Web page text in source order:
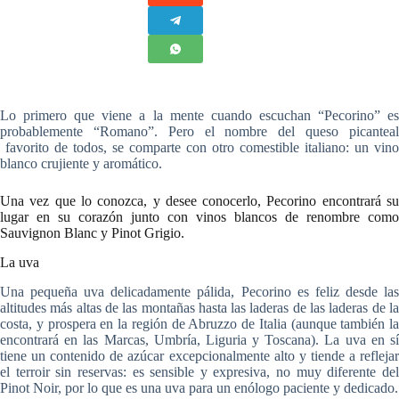
Lo primero que viene a la mente cuando escuchan “Pecorino” es
probablemente “Romano”. Pero el nombre del queso picanteal
favorito de todos, se comparte con otro comestible italiano: un vino
blanco crujiente y aromático.
Una vez que lo conozca, y desee conocerlo, Pecorino encontrará su
lugar en su corazón junto con vinos blancos de renombre como
Sauvignon Blanc y Pinot Grigio.
La uva
Una pequeña uva delicadamente pálida, Pecorino es feliz desde las
altitudes más altas de las montañas hasta las laderas de las laderas de la
costa, y prospera en la región de Abruzzo de Italia (aunque también la
encontrará en las Marcas, Umbría, Liguria y Toscana). La uva en sí
tiene un contenido de azúcar excepcionalmente alto y tiende a reflejar
el terroir sin reservas: es sensible y expresiva, no muy diferente del
Pinot Noir, por lo que es una uva para un enólogo paciente y dedicado.